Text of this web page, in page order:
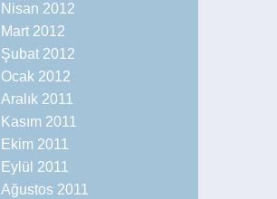
Nisan 2012
Mart 2012
Şubat 2012
Ocak 2012
Aralık 2011
Kasım 2011
Ekim 2011
Eylül 2011
Ağustos 2011